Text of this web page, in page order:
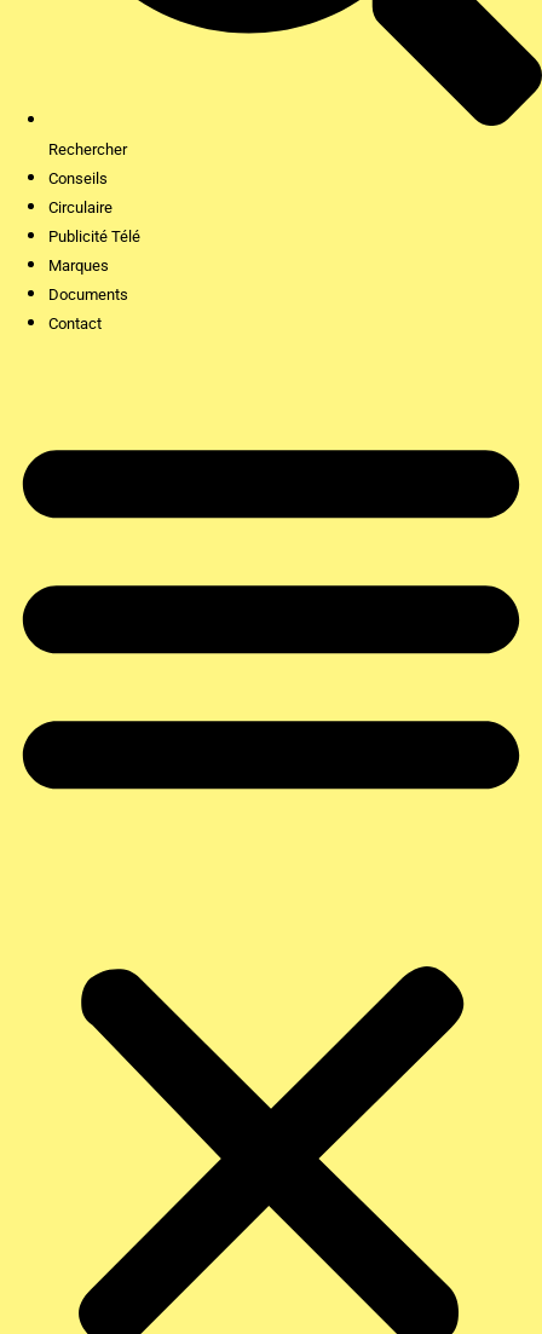
Rechercher
Conseils
Circulaire
Publicité Télé
Marques
Documents
Contact